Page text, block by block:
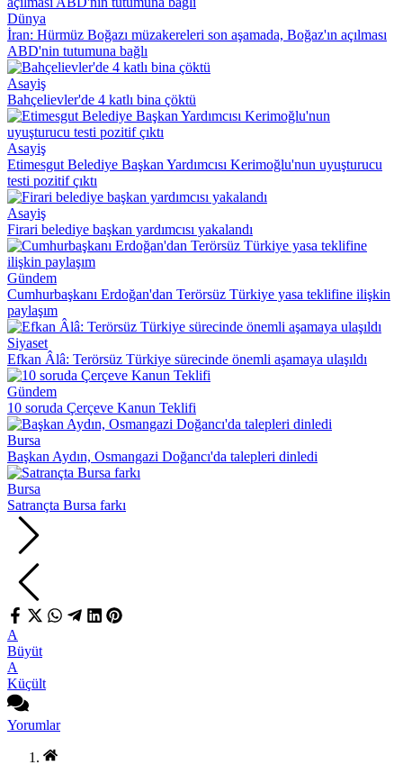
Dünya
İran: Hürmüz Boğazı müzakereleri son aşamada, Boğaz'ın açılması
ABD'nin tutumuna bağlı
Asayiş
Bahçelievler'de 4 katlı bina çöktü
Asayiş
Etimesgut Belediye Başkan Yardımcısı Kerimoğlu'nun uyuşturucu
testi pozitif çıktı
Asayiş
Firari belediye başkan yardımcısı yakalandı
Gündem
Cumhurbaşkanı Erdoğan'dan Terörsüz Türkiye yasa teklifine ilişkin
paylaşım
Siyaset
Efkan Âlâ: Terörsüz Türkiye sürecinde önemli aşamaya ulaşıldı
Gündem
10 soruda Çerçeve Kanun Teklifi
Bursa
Başkan Aydın, Osmangazi Doğancı'da talepleri dinledi
Bursa
Satrançta Bursa farkı
A
Büyüt
A
Küçült
Yorumlar